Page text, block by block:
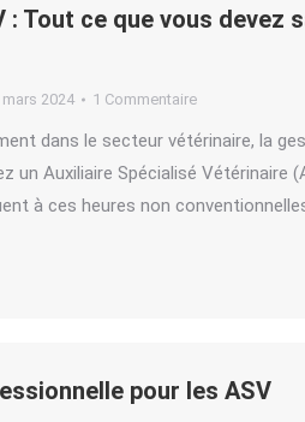
: Tout ce que vous
mars 2024 1 Commentaire
dans le secteur vétérinaire, la
un Auxiliaire Spécialisé Vétérinaire
à ces heures non
pour les ASV